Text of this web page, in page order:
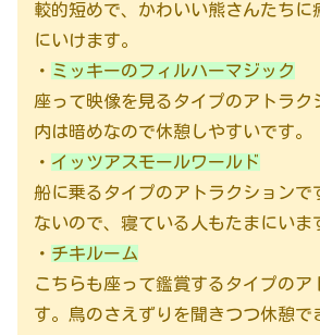
較的短めで、かわいい熊さんたちに
にいけます。
・ ミッキーのフィルハーマジック
座って映像を見るタイプのアトラク
内は暗めなので休憩しやすいです。
・ イッツアスモールワールド
船に乗るタイプのアトラクションで
ないので、寝ている人もたまにいま
・ チキルーム
こちらも座って鑑賞するタイプのア
す。鳥のさえずりを聞きつつ休憩で